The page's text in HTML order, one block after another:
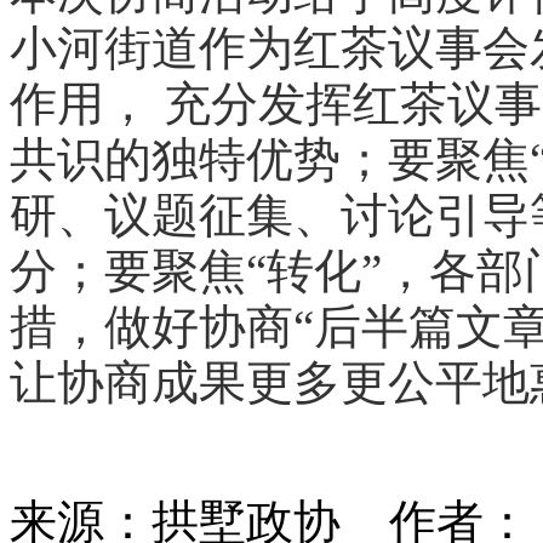
小河街道作为红茶议事
作用， 充分发挥红茶议
共识的独特优势；要聚
研、议题征集、讨论引
分；要聚焦“转化”，各
措，做好协商“后半篇文
让协商成果更多更公平
来源：拱墅政协 作者